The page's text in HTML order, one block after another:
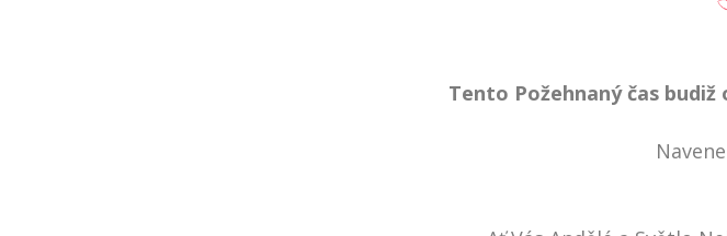
Tento Požehnaný čas